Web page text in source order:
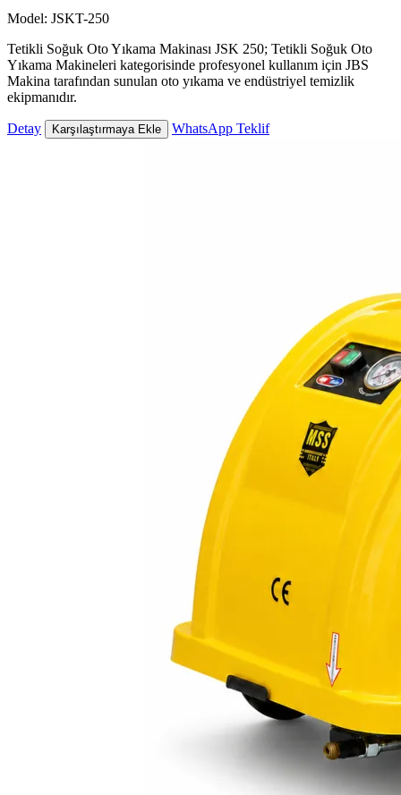
Model: JSKT-250
Tetikli Soğuk Oto Yıkama Makinası JSK 250; Tetikli Soğuk Oto
Yıkama Makineleri kategorisinde profesyonel kullanım için JBS
Makina tarafından sunulan oto yıkama ve endüstriyel temizlik
ekipmanıdır.
Detay Karşılaştırmaya Ekle WhatsApp Teklif